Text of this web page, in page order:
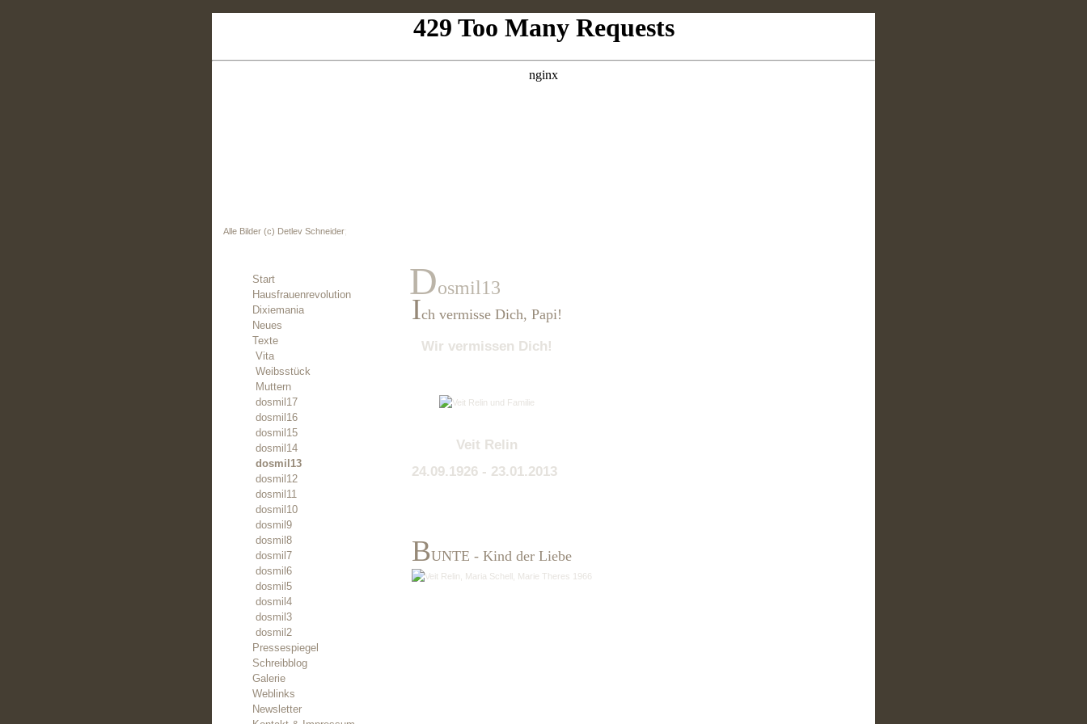
Alle Bilder (c) Detlev Schneider;
Start
Hausfrauenrevolution
Dixiemania
Neues
Texte
Vita
Weibsstück
Muttern
dosmil17
dosmil16
dosmil15
dosmil14
dosmil13
dosmil12
dosmil11
dosmil10
dosmil9
dosmil8
dosmil7
dosmil6
dosmil5
dosmil4
dosmil3
dosmil2
Pressespiegel
Schreibblog
Galerie
Weblinks
Newsletter
DOsmil13
Ich vermisse Dich, Papi!
Wir vermissen Dich!
Veit Relin
24.09.1926 - 23.01.2013
BUNTE - Kind der Liebe